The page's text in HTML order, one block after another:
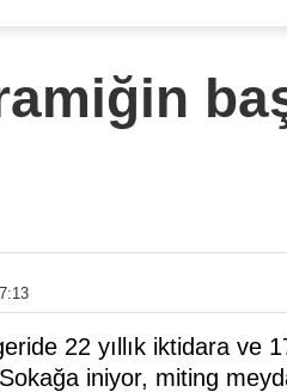
22 yıllık iktidara ve
iniyor, miting